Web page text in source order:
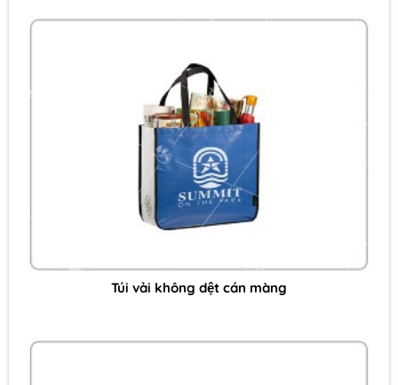
Túi vải không dệt cán màng